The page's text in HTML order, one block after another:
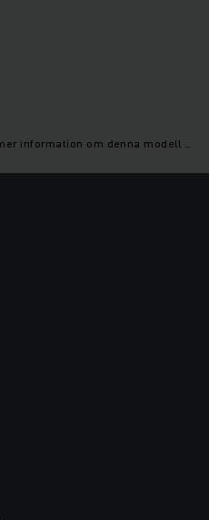
EFG 425k - Hyra truck? Pris & mer information om denna modell | Jungheinrich